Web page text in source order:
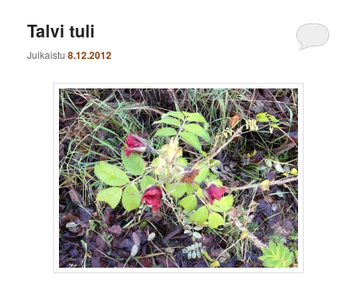
Talvi tuli
Julkaistu8.12.2012